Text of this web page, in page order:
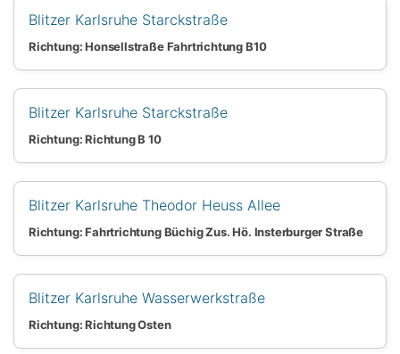
Blitzer Karlsruhe Starckstraße
Richtung: Honsellstraße Fahrtrichtung B10
Blitzer Karlsruhe Starckstraße
Richtung: Richtung B 10
Blitzer Karlsruhe Theodor Heuss Allee
Richtung: Fahrtrichtung Büchig Zus. Hö. Insterburger Straße
Blitzer Karlsruhe Wasserwerkstraße
Richtung: Richtung Osten